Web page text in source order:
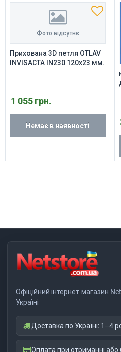
Фото відсутнє
Прихована 3D петля OTLAV
INVISACTA IN230 120х23 мм.
1 055 грн.
Немає в наявності
Офіційний інтернет-магазин
Україні
Доставка по Україні: 1–4
Оплата при отриманні або